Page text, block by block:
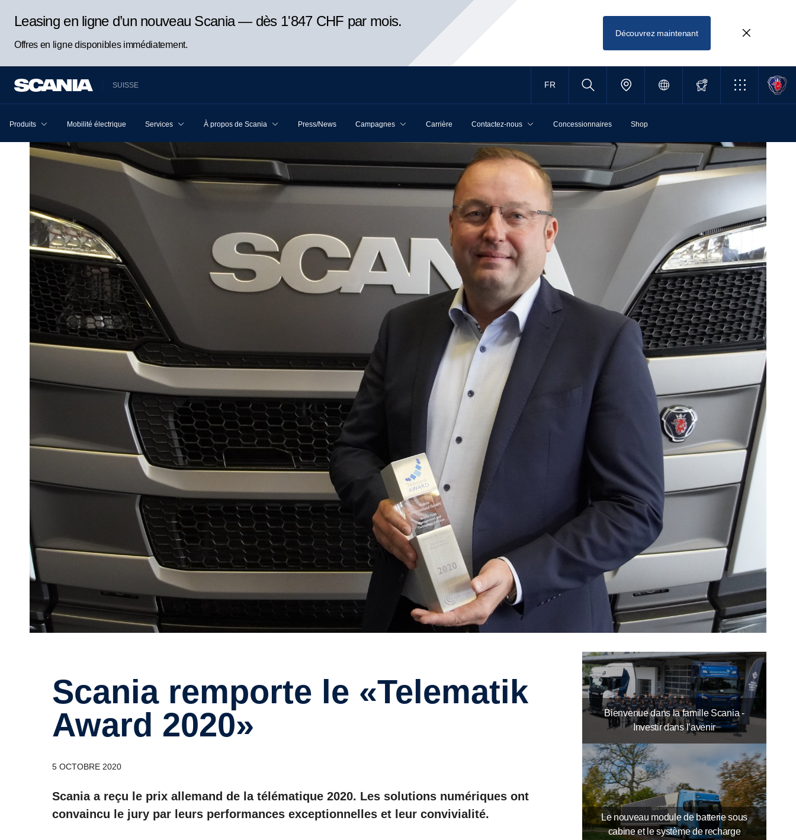
Leasing en ligne d’un nouveau Scania — dès 1'847 CHF par mois.
Offres en ligne disponibles immédiatement.
Découvrez maintenant
SUISSE FR
Produits Mobilité électrique Services À propos de Scania Press/News Campagnes Carrière Contactez-nous Concessionnaires Shop
Scania remporte le «Telematik
Award 2020»
5 OCTOBRE 2020
Scania a reçu le prix allemand de la télématique 2020. Les solutions numériques ont
convaincu le jury par leurs performances exceptionnelles et leur convivialité.
Bienvenue dans la famille Scania -
Investir dans l’avenir
Le nouveau module de batterie sous
cabine et le système de recharge